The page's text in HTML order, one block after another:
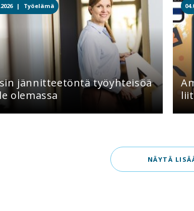
| Työelämä
jännitteetöntä työyhteisöä
olemassa
NÄYTÄ